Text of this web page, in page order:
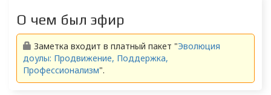
О чем был эфир
Заметка входит в платный пакет "Эволюция
доулы: Продвижение, Поддержка,
Профессионализм".